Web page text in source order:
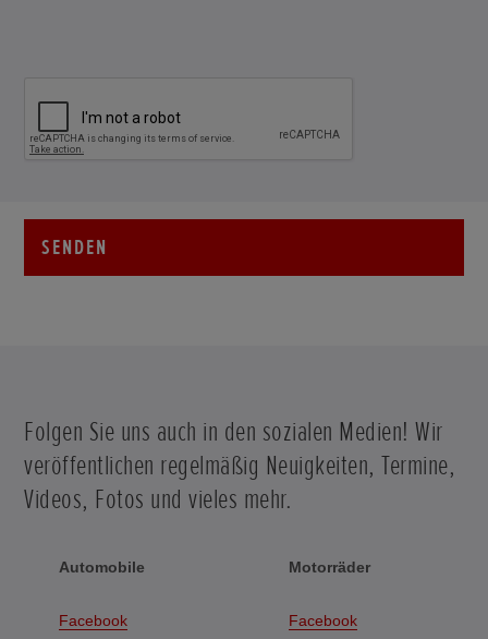
SENDEN
Folgen Sie uns auch in den sozialen Medien! Wir
veröffentlichen regelmäßig Neuigkeiten, Termine,
Videos, Fotos und vieles mehr.
Automobile Motorräder
Facebook Facebook